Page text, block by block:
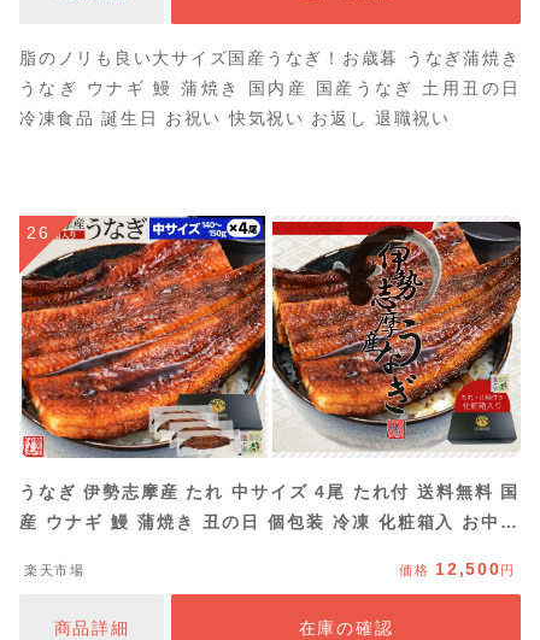
脂のノリも良い大サイズ国産うなぎ！お歳暮 うなぎ蒲焼き
うなぎ ウナギ 鰻 蒲焼き 国内産 国産うなぎ 土用丑の日
冷凍食品 誕生日 お祝い 快気祝い お返し 退職祝い
26
うなぎ 伊勢志摩産 たれ 中サイズ 4尾 たれ付 送料無料 国
産 ウナギ 鰻 蒲焼き 丑の日 個包装 冷凍 化粧箱入 お中元
楽天市場 価格 12,500 円
商品詳細 在庫の確認